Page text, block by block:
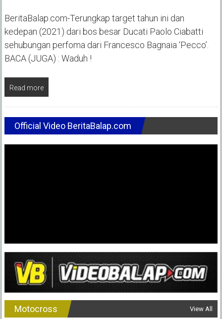
BeritaBalap.com-Terungkap target tahun ini dan
kedepan (2021) dari bos besar Ducati Paolo Ciabatti
sehubungan perfoma dari Francesco Bagnaia ‘Pecco’.
BACA (JUGA) : Waduh !
Read more
Official Video BeritaBalap.com
Motocross View All